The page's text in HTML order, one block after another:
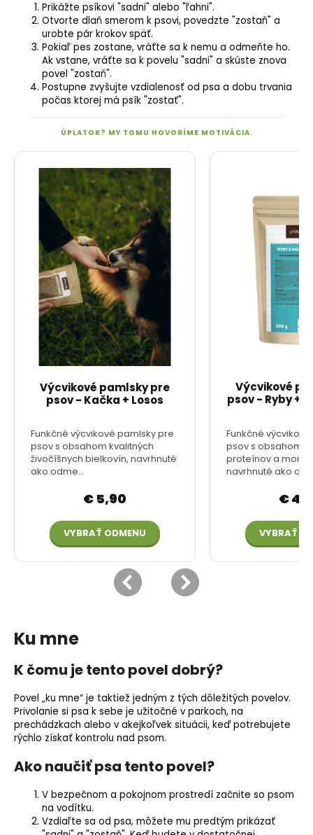
Prikážte psíkovi "sadni" alebo "ľahni".
Otvorte dlaň smerom k psovi, povedzte "zostaň" a
urobte pár krokov späť.
Pokiaľ pes zostane, vráťte sa k nemu a odmeňte ho.
Ak vstane, vráťte sa k povelu "sadni" a skúste znova
povel "zostaň".
Postupne zvyšujte vzdialenosť od psa a dobu trvania
počas ktorej má psík "zostať".
Ku mne
K čomu je tento povel dobrý?
Povel „ku mne“ je taktiež jedným z tých dôležitých povelov.
Privolanie si psa k sebe je užitočné v parkoch, na
prechádzkach alebo v akejkoľvek situácii, keď potrebujete
rýchlo získať kontrolu nad psom.
Ako naučiť psa tento povel?
V bezpečnom a pokojnom prostredí začnite so psom
na vodítku.
Vzdiaľte sa od psa, môžete mu predtým prikázať